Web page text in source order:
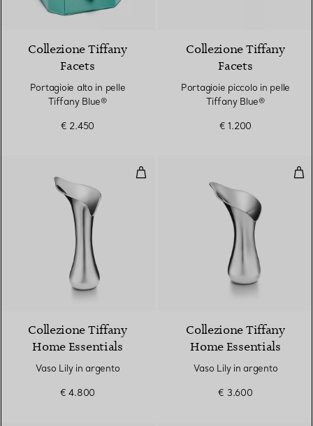
Collezione Tiffany
Facets
Portagioie alto in pelle
Tiffany Blue®
€ 2.450
Collezione Tiffany
Facets
Portagioie piccolo in pelle
Tiffany Blue®
€ 1.200
Vaso Lily in argento
Collezione Tiffany
Home Essentials
Vaso Lily in argento
€ 4.800
Collezione Tiffany
Home Essentials
Vaso Lily in argento
€ 3.600